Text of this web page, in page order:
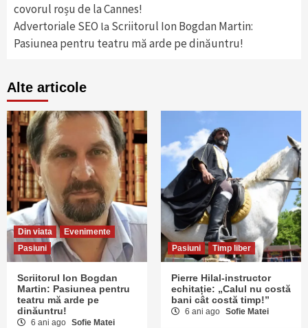
covorul roșu de la Cannes!
Advertoriale SEO la Scriitorul Ion Bogdan Martin:
Pasiunea pentru teatru mă arde pe dinăuntru!
Alte articole
Din viata
Evenimente
Pasiuni
Scriitorul Ion Bogdan
Martin: Pasiunea pentru
teatru mă arde pe
dinăuntru!
6 ani ago Sofie Matei
Pasiuni Timp liber
Pierre Hilal-instructor
echitație: „Calul nu costă
bani cât costă timp!”
6 ani ago Sofie Matei